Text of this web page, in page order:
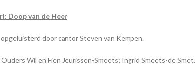
Doop van de Heer
opgeluisterd door cantor Steven van Kempen.
Ouders Wil en Fien Jeurissen-Smeets; Ingrid Smeets-de Smet.